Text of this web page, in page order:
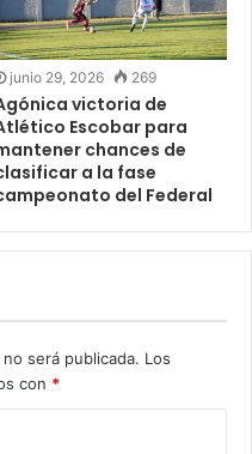
junio 29, 2026 269
victoria de
Escobar para
chances de
a la fase
del Federal
será publicada. Los
con *